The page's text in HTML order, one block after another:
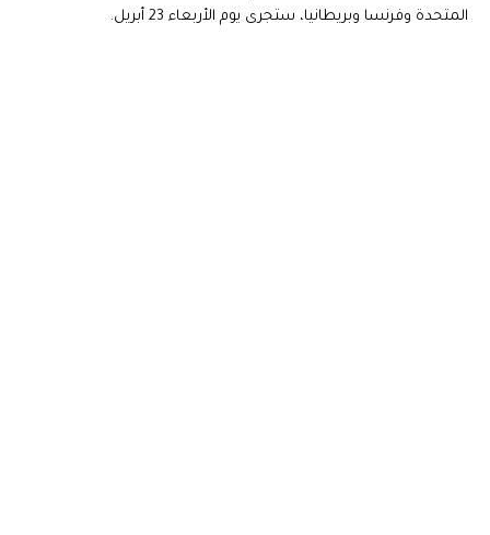
المتحدة وفرنسا وبريطانيا، ستجرى يوم الأربعاء 23 أبريل.